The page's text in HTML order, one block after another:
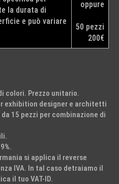
la durata di
e può variare
oppure
50 pezzi
200€
colori. Prezzo unitario.
exhibition designer e architetti
15 pezzi per combinazione di
si applica il reverse
IVA. In tal caso detraiamo il
il tuo VAT-ID.